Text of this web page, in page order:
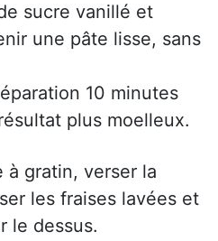
sucre vanillé et
une pâte lisse, sans
10 minutes
plus moelleux.
à gratin, verser la
les fraises lavées et
le dessus.